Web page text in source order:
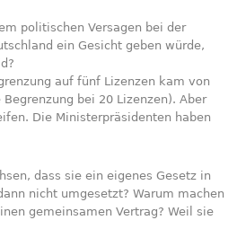
politischen Versagen bei der
ein Gesicht geben würde,
auf fünf Lizenzen kam von
bei 20 Lizenzen). Aber
Die Ministerpräsidenten haben
dass sie ein eigenes Gesetz in
nicht umgesetzt? Warum machen
gemeinsamen Vertrag? Weil sie